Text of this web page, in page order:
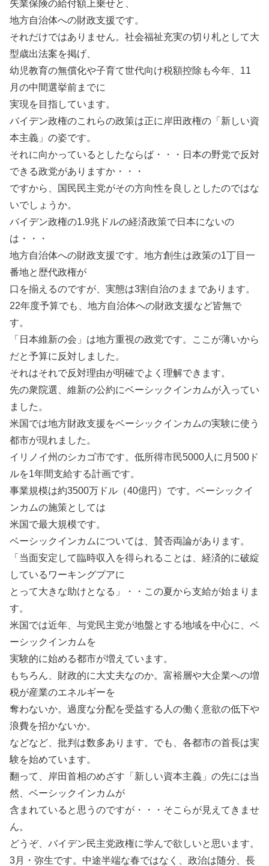
失業保険の給付額上乗せと、
地方自治体への財政支援です。
それだけではありません。社会福祉充実の切り札として大
型歳出法案を掲げ、
幼児教育の無償化や子育て世代向け税額控除も今年、11
月の中間選挙前までに
実現を目指しています。
バイデン政権のこれらの政策は正に岸田政権の「新しい資
本主義」の姿です。
それに向かっているとしたならば・・・日本の野党で反対
できる政党がありますか・・・
ですから、国民民主党がその方向性を良しとしたのではな
いでしょうか。
バイデン政権の1.9兆ドルの経済政策で日本にないの
は・・・
地方自治体への財政支援です。地方創生は政策の1丁目一
番地と歴代政権が
口を揃えるのですが、実態は3割自治のままであります。
22年度予算でも、地方自治体への財政支援など皆無で
す。
「日本維新の会」は地方重視の政党です。ここが薄いから
だと予算に反対しました。
それはそれで反対理由が明確でよく理解できます。
先の衆院選、維新の公約にベーシックインカムが入ってい
ました。
米国では地方財政支援をベーシックインカムの実験に使う
都市が現れました。
イリノイ州のシカゴ市です。低所得市民5000人に月500ド
ルを1年間支給する計画です。
事業規模は約3500万ドル（40億円）です。ベーシックイ
ンカムの施策としては
米国で最大規模です。
ベーシックインカムについては、賛否両論があります。
「当面安定して臨時収入を得られることは、経済的に破綻
しているワーキングプアに
とって大きな助けとなる」・・この夏から支給が始まりま
す。
米国では近年、与党民主党が地盤とする地域を中心に、ベ
ーシックインカムを
実験的に始める都市が増えています。
もちろん、財政的に大丈夫なのか。富裕層や大企業への増
税が産業のエネルギーを
奪わないか。過度な分配を受益する人の働く意欲の低下や
浪費を招かないか。
などなど、批判は数多あります。でも、各都市の首長は実
験を始めています。
翻って、岸田首相のめざす「新しい資本主義」の先には当
然、ベーシックインカムが
含まれていると思うのですが・・・そこらが見えてきませ
ん。
どうぞ、バイデン民主党政権に学んで欲しいと思います。
3月・弥生です。中途半端な春ではなく、政治は随分、長